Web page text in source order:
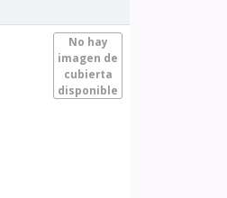
No hay
imagen de
cubierta
disponible